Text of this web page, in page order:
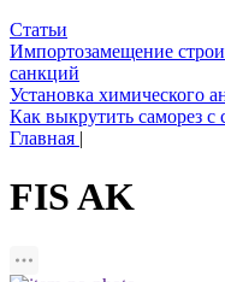
Статьи
Импортозамещение
санкций
Установка химического
Как выкрутить саморез
Главная |
FIS AK